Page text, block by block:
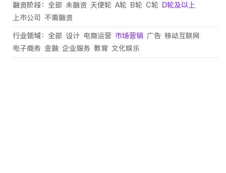
融资阶段： 全部 未融资 天使轮 A轮 B轮 C轮 D轮及以上
上市公司 不需融资
行业领域： 全部 设计 电商运营 市场营销 广告 移动互联网
电子商务 金融 企业服务 教育 文化娱乐